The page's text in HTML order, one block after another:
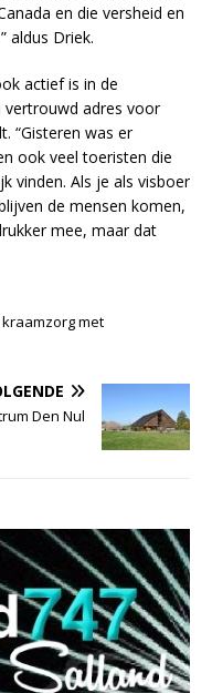
en die versheid en
aldus Driek.
actief is in de
vertrouwd adres voor
“Gisteren was er
ook veel toeristen die
vinden. Als je als visboer
de mensen komen,
mee, maar dat
met
Den Nul